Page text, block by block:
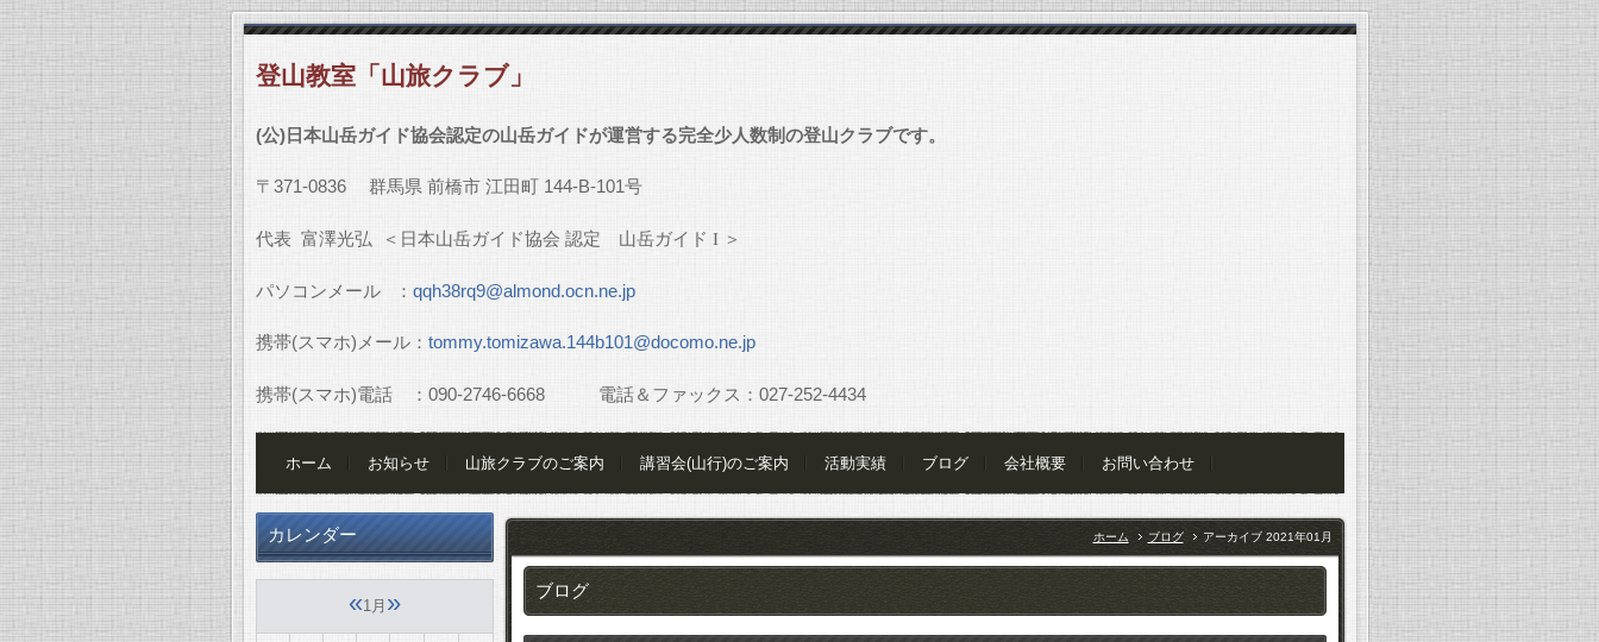
登山教室「山旅クラブ」
(公)日本山岳ガイド協会認定の山岳ガイドが運営する完全少人数制の登山クラブです。
〒 371-0836 群馬県 前橋市 江田町 144-B-101号
代表 富澤光弘 ＜日本山岳ガイド協会 認定 山岳ガイド I ＞
パソコンメール ： qqh38rq9@almond.ocn.ne.jp
携帯(スマホ)メール： tommy.tomizawa.144b101@docomo.ne.jp
携帯(スマホ)電話 ： 090-2746-6668電話＆ファックス： 027-252-4434
ホーム お知らせ 山旅クラブのご案内 講習会(山行)のご案内 活動実績 ブログ 会社概要 お問い合わせ
ホーム ブログ アーカイブ 2021年01月
ブログ
カレンダー
«1月 »